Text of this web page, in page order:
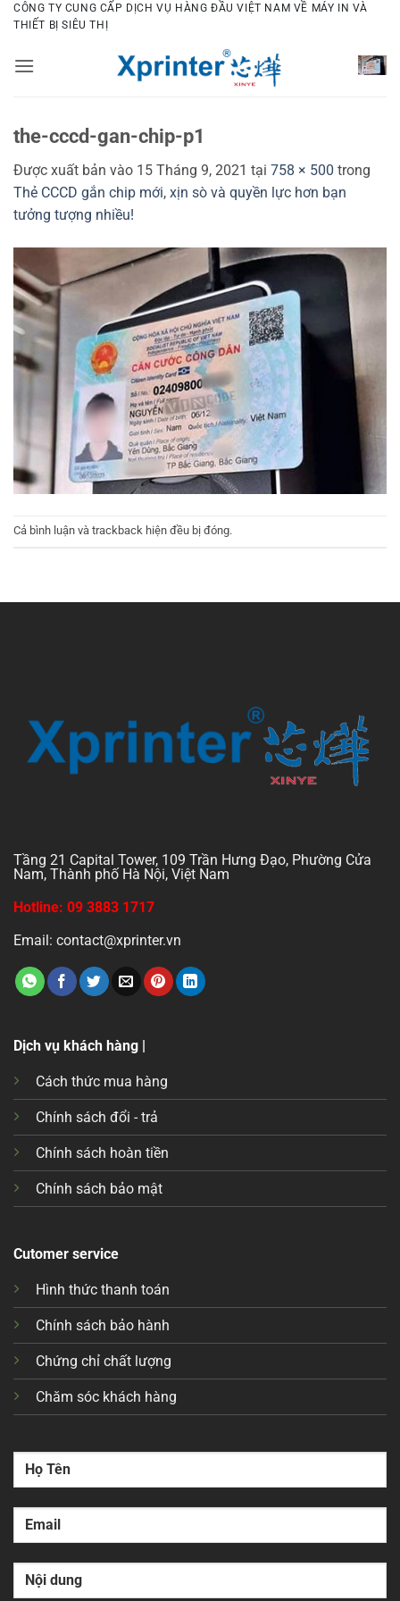
Bỏ
qua
dung
CÔNG TY CUNG CẤP DỊCH VỤ HÀNG ĐẦU VIỆT NAM VỀ MÁY IN VÀ
THIẾT BỊ SIÊU THỊ
the-cccd-gan-chip-p1
Được xuất bản vào 15 Tháng 9, 2021 tại 758 × 500 trong
Thẻ CCCD gắn chip mới, xịn sò và quyền lực hơn bạn
tưởng tượng nhiều!
Cả bình luận và trackback hiện đều bị đóng.
Tầng 21 Capital Tower, 109 Trần Hưng Đạo, Phường Cửa
Nam, Thành phố Hà Nội, Việt Nam
Hotline: 09 3883 1717
Email: contact@xprinter.vn
Dịch vụ khách hàng |
Cách thức mua hàng
Chính sách đổi - trả
Chính sách hoàn tiền
Chính sách bảo mật
Cutomer service
Hình thức thanh toán
Chính sách bảo hành
Chứng chỉ chất lượng
Chăm sóc khách hàng